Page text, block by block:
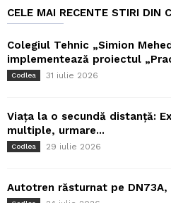
CELE MAI RECENTE STIRI DIN
Colegiul Tehnic „Simion
implementează proiectul
Codlea 31 iulie 2026
Viața la o secundă distanță:
multiple, urmare...
Codlea 29 iulie 2026
Autotren răsturnat pe DN73A,